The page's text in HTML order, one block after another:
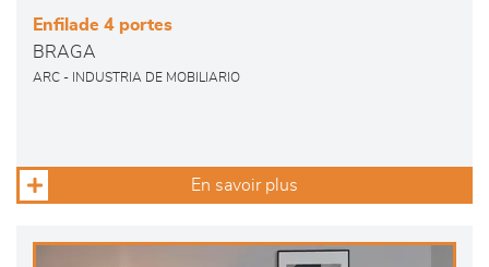
Enfilade 4 portes
BRAGA
ARC - INDUSTRIA DE MOBILIARIO
En savoir plus